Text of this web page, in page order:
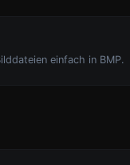
einfach in BMP.